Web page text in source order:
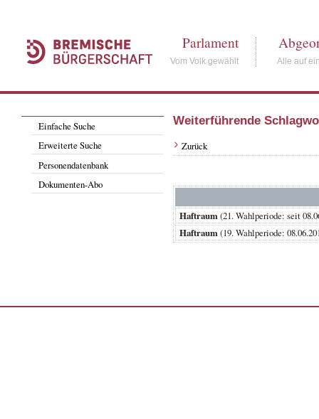
Parlament
Vom Volk gewählt Alle auf
Einfache Suche
Erweiterte Suche
Personendatenbank
Dokumenten-Abo
Weiterführende
Zurück
Haftraum(21. Wahlperiode: seit
Haftraum(19. Wahlperiode: